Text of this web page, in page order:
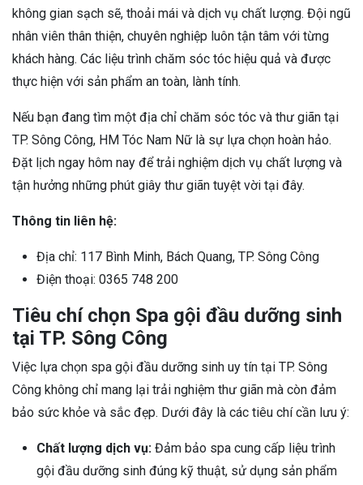
không gian sạch sẽ, thoải mái và dịch vụ chất lượng. Đội ngũ
nhân viên thân thiện, chuyên nghiệp luôn tận tâm với từng
khách hàng. Các liệu trình chăm sóc tóc hiệu quả và được
thực hiện với sản phẩm an toàn, lành tính.
Nếu bạn đang tìm một địa chỉ chăm sóc tóc và thư giãn tại
TP. Sông Công, HM Tóc Nam Nữ là sự lựa chọn hoàn hảo.
Đặt lịch ngay hôm nay để trải nghiệm dịch vụ chất lượng và
tận hưởng những phút giây thư giãn tuyệt vời tại đây.
Thông tin liên hệ:
Địa chỉ: 117 Bình Minh, Bách Quang, TP. Sông Công
Điện thoại: 0365 748 200
Tiêu chí chọn Spa gội đầu dưỡng sinh
tại TP. Sông Công
Việc lựa chọn spa gội đầu dưỡng sinh uy tín tại TP. Sông
Công không chỉ mang lại trải nghiệm thư giãn mà còn đảm
bảo sức khỏe và sắc đẹp. Dưới đây là các tiêu chí cần lưu ý:
Chất lượng dịch vụ: Đảm bảo spa cung cấp liệu trình
gội đầu dưỡng sinh đúng kỹ thuật, sử dụng sản phẩm